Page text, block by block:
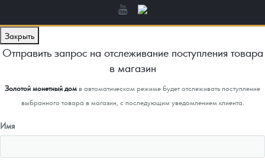
Закрыть
Отправить запрос на отслеживание поступления товара
в магазин
Золотой монетный домв автоматическом режиме будет отслеживать поступление
выбранного товара в магазин, с последующим уведомлением клиента.
Имя